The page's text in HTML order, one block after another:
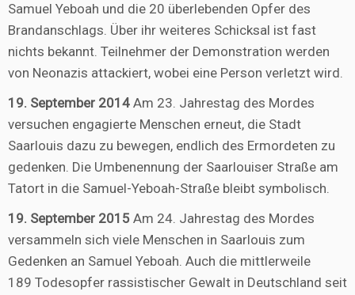
Samuel Yeboah und die 20 überlebenden Opfer des
Brandanschlags. Über ihr weiteres Schicksal ist fast
nichts bekannt. Teilnehmer der Demonstration werden
von Neonazis attackiert, wobei eine Person verletzt wird.
19. September 2014 Am 23. Jahrestag des Mordes
versuchen engagierte Menschen erneut, die Stadt
Saarlouis dazu zu bewegen, endlich des Ermordeten zu
gedenken. Die Umbenennung der Saarlouiser Straße am
Tatort in die Samuel-Yeboah-Straße bleibt symbolisch.
19. September 2015 Am 24. Jahrestag des Mordes
versammeln sich viele Menschen in Saarlouis zum
Gedenken an Samuel Yeboah. Auch die mittlerweile
189 Todesopfer rassistischer Gewalt in Deutschland seit